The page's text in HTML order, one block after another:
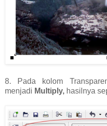
8. Pada kolom
menjadi Multiply, hasilnya